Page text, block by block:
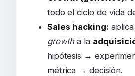
todo el ciclo de vida
Sales hacking:
growtha la
hipótesis →
métrica → decisión.